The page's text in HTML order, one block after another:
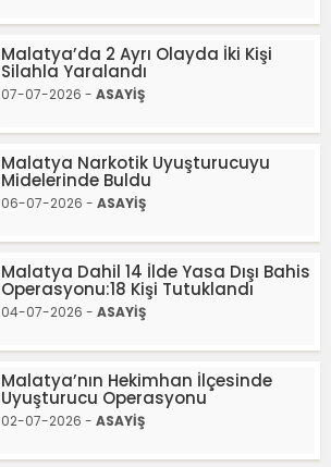
Malatya’da 2 Ayrı Olayda İki Kişi
Silahla Yaralandı
07-07-2026 - ASAYİŞ
Malatya Narkotik Uyuşturucuyu
Midelerinde Buldu
06-07-2026 - ASAYİŞ
Malatya Dahil 14 İlde Yasa Dışı Bahis
Operasyonu:18 Kişi Tutuklandı
04-07-2026 - ASAYİŞ
Malatya’nın Hekimhan İlçesinde
Uyuşturucu Operasyonu
02-07-2026 - ASAYİŞ